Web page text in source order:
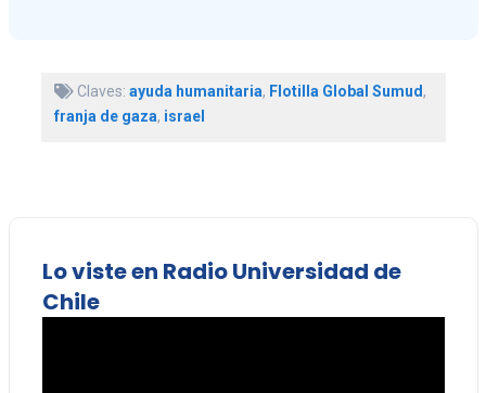
Claves: ayuda humanitaria, Flotilla Global Sumud ,
franja de gaza, israel
Lo viste en Radio Universidad de
Chile